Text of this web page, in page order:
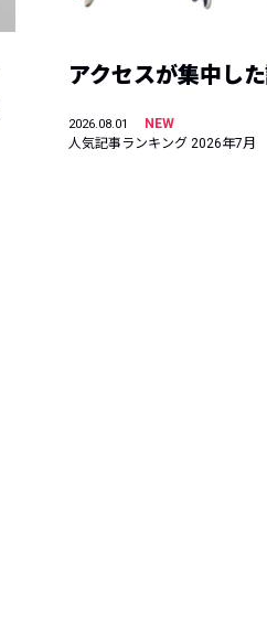
アクセスが集中し
2026.08.01
NEW
人気記事ランキング 2026年7月